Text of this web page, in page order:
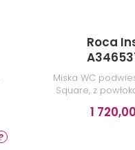
Roca
Miska WC
Square, z
1